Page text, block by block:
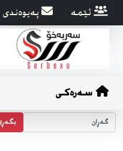
ئێمه په‌یوه‌ندی
سەرەکی